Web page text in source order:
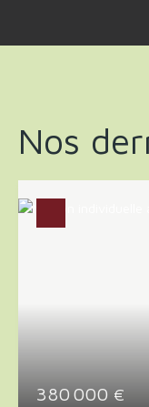
Nos
380 000 €